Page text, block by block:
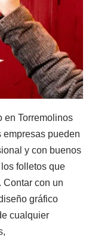
en Torremolinos
pueden
y con buenos
folletos que
Contar con un
gráfico
cualquier